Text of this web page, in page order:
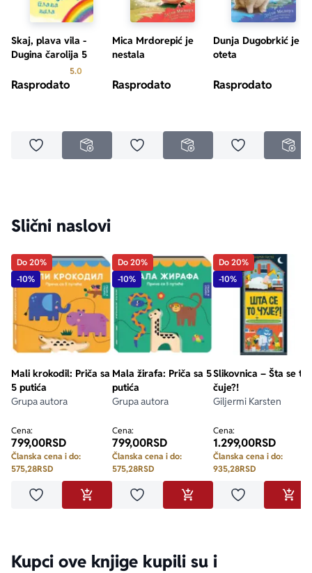
Skaj, plava vila -
Dugina čarolija 5
5.0
Rasprodato
Dodaj u omiljeneNEDOSTUPNO
Mica Mrdorepić je
nestala
Rasprodato
Dodaj u omiljeneNEDOSTUPNO
Dunja Dugobrkić je
oteta
Rasprodato
Dodaj u
Slični naslovi
Do 20%
-10%
Mali krokodil: Priča sa
5 putića
Grupa autora
Cena:
799,00RSD
Članska cena i do:
575,28RSD
Dodaj u omiljeneDODAJ U KORPU
Do 20%
-10%
Mala žirafa: Priča sa 5
putića
Grupa autora
Cena:
799,00RSD
Članska cena i do:
575,28RSD
Dodaj u omiljeneDODAJ U KORPU
Do 20%
-10%
Slikovnica – Šta se to
čuje?!
Giljermi Karsten
Cena:
1.299,00RSD
Članska cena i do:
935,28RSD
Dodaj u
Kupci ove knjige kupili su i